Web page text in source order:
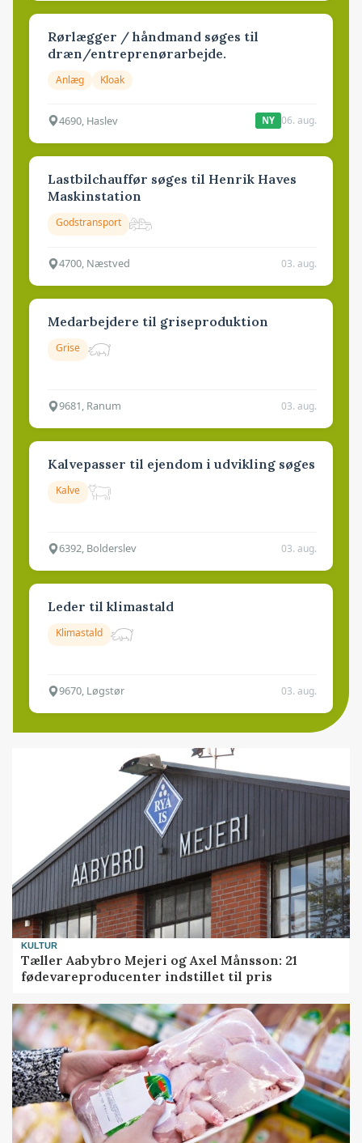
Rørlægger / håndmand søges til
dræn/entreprenørarbejde.
Anlæg Kloak
4690, Haslev NY 06. aug.
Lastbilchauffør søges til Henrik Haves
Maskinstation
Godstransport
4700, Næstved 03. aug.
Medarbejdere til griseproduktion
Grise
9681, Ranum 03. aug.
Kalvepasser til ejendom i udvikling søges
Kalve
6392, Bolderslev 03. aug.
Leder til klimastald
Klimastald
9670, Løgstør 03. aug.
KULTUR
Tæller Aabybro Mejeri og Axel Månsson: 21
fødevareproducenter indstillet til pris